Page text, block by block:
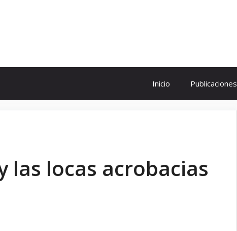
Inicio Publicaciones
las locas acrobacias